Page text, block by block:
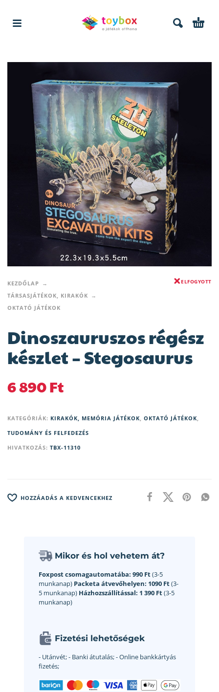
KEZDŐLAP
TÁRSASJÁTÉKOK, KIRAKÓK
OKTATÓ JÁTÉKOK
ELFOGYOTT
Dinoszauruszos régész
készlet – Stegosaurus
6 890Ft
KATEGÓRIÁK: KIRAKÓK, MEMÓRIA JÁTÉKOK, OKTATÓ JÁTÉKOK,
TUDOMÁNY ÉS FELFEDEZÉS
HIVATKOZÁS: TBX-11310
HOZZÁADÁS A KEDVENCEKHEZ
Mikor és hol vehetem át?
Foxpost csomagautomatába: 990 Ft(3-5
munkanap) Packeta átvevőhelyen: 1090 Ft(3-
5 munkanap) Házhozszállítással: 1 390 Ft(3-5
munkanap)
Fizetési lehetőségek
- Utánvét;- Banki átutalás;- Online bankkártyás
fizetés;